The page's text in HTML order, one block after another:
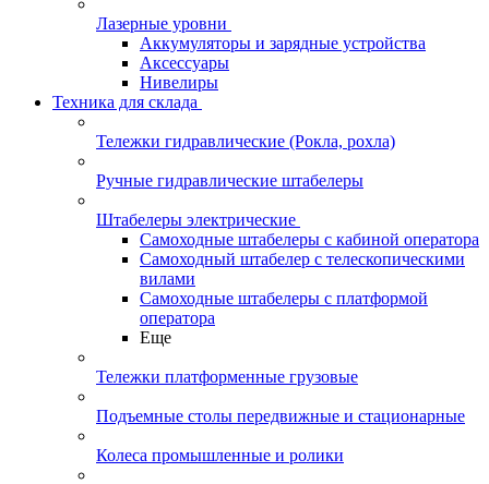
Лазерные уровни
Аккумуляторы и зарядные устройства
Аксессуары
Нивелиры
Техника для склада
Тележки гидравлические (Рокла, рохла)
Ручные гидравлические штабелеры
Штабелеры электрические
Самоходные штабелеры с кабиной оператора
Самоходный штабелер с телескопическими
вилами
Самоходные штабелеры с платформой
оператора
Еще
Тележки платформенные грузовые
Подъемные столы передвижные и стационарные
Колеса промышленные и ролики